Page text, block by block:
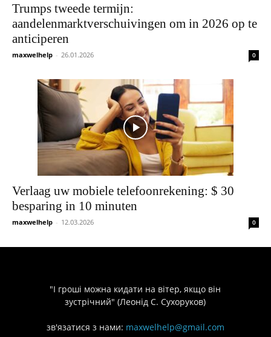
Trumps tweede termijn:
aandelenmarktverschuivingen om in 2026 op te
anticiperen
maxwelhelp - 26.01.2026 0
Verlaag uw mobiele telefoonrekening: $ 30
besparing in 10 minuten
maxwelhelp - 12.03.2026 0
"І гроші можна кидати на вітер, якщо він
зустрічний" (Леонід С. Сухоруков)
зв'язатися з нами: maxwelhelp@gmail.com